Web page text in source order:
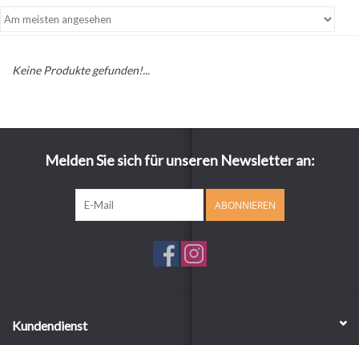
Keine Produkte gefunden!...
Melden Sie sich für unseren Newsletter an:
ABONNIEREN
Kundendienst